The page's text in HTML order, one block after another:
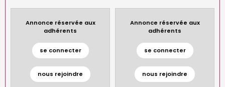
Annonce réservée aux
adhérents
se connecter
nous rejoindre
Annonce réservée aux
adhérents
se connecter
nous rejoindre